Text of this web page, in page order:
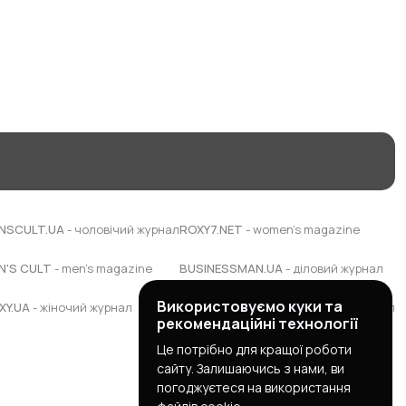
- чоловічий журнал
CULT - men's magazine
- жіночий журнал
ROXY7.NET - women's magazine
BUSINESSMAN.UA- діловий журнал
BUDUEMO.COM- будівельний портал
Використовуємо куки та
рекомендаційні технології
Це потрібно для кращої роботи
сайту. Залишаючись з нами, ви
погоджуєтеся на використання